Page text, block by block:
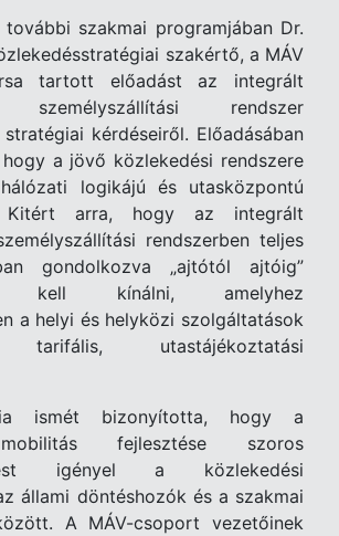
szakmai programjában Dr.
szakértő, a MÁV
tartott előadást az integrált
személyszállítási rendszer
kérdéseiről. Előadásában
a jövő közlekedési rendszere
logikájú és utasközpontú
Kitért arra, hogy az integrált
rendszerben teljes
gondolkozva „ajtótól ajtóig”
kell kínálni, amelyhez
a helyi és helyközi szolgáltatások
tarifális, utastájékoztatási
ismét bizonyította, hogy a
fejlesztése szoros
igényel a közlekedési
állami döntéshozók és a szakmai
A MÁV-csoport vezetőinek